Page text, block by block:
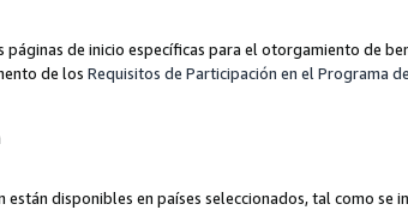
páginas de inicio específicas para el otorgamiento de
de los Requisitos de Participación en el Programa
están disponibles en países seleccionados, tal como se